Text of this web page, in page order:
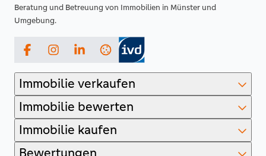
Beratung und Betreuung von Immobilien in Münster und
Umgebung.
FacebookInstagramLinkedIn
Immobilie verkaufen
Immobilie bewerten
Immobilie kaufen